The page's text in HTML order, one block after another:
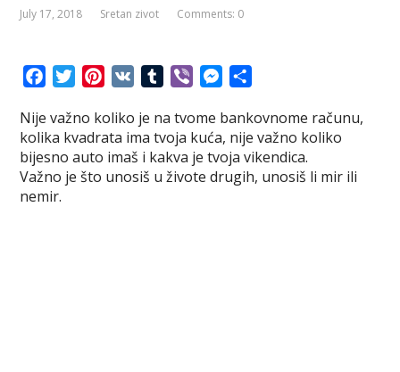
July 17, 2018 Sretan zivot Comments: 0
c
e
b
o
T
i
t
t
e
n
t
e
r
m
b
l
r
b
e
r
M
s
s
e
n
a
r
e
Nije važno koliko je na tvome bankovnome računu,
kolika kvadrata ima tvoja kuća, nije važno koliko
bijesno auto imaš i kakva je tvoja vikendica.
Važno je što unosiš u živote drugih, unosiš li mir ili
nemir.